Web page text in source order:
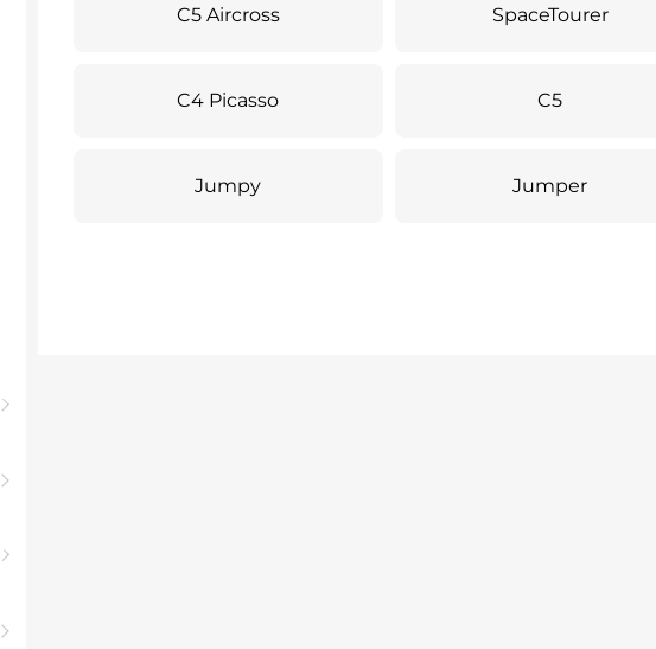
C5 Aircross SpaceTourer
C4 Picasso C5
Jumpy Jumper